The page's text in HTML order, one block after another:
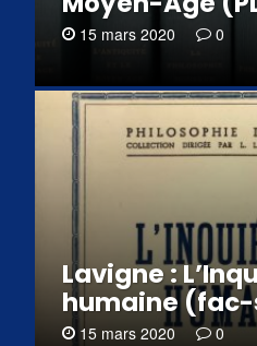
15 mars 2020 0
Lavigne :
humaine (fac-
15 mars 2020 0